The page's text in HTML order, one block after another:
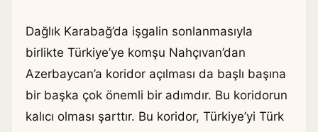
Dağlık Karabağ’da işgalin sonlanmasıyla
birlikte Türkiye’ye komşu Nahçıvan’dan
Azerbaycan’a koridor açılması da başlı başına
bir başka çok önemli bir adımdır. Bu koridorun
kalıcı olması şarttır. Bu koridor, Türkiye’yi Türk